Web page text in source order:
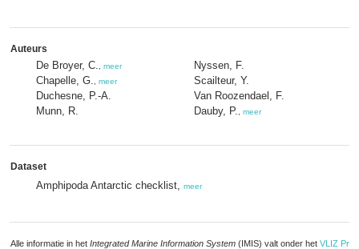
Auteurs
De Broyer, C. meer
Chapelle, G. meer
Duchesne, P.-A.
Munn, R.
Nyssen, F.
Scailteur, Y.
Van Roozendael, F.
Dauby, P.
meer
Dataset
Amphipoda Antarctic checklist, meer
Alle informatie in het Integrated Marine Information System (IMIS) valt onder het VLIZ